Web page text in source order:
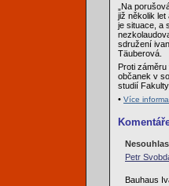
„Na
již několik
je situace, a
sdružení
Täuberová.
Proti
občanek v
studií
• Více
Nesouhlas
Petr
Bauhaus